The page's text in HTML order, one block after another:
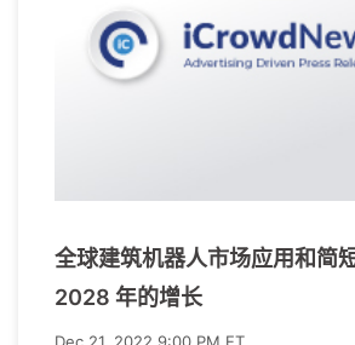
全球建筑机器人市场应用和简
2028 年的增长